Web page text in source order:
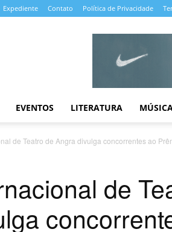
Expediente Contato Política de Privacidade
EVENTOS LITERATURA
de Teatro de Angra divulga concorrentes ao
de